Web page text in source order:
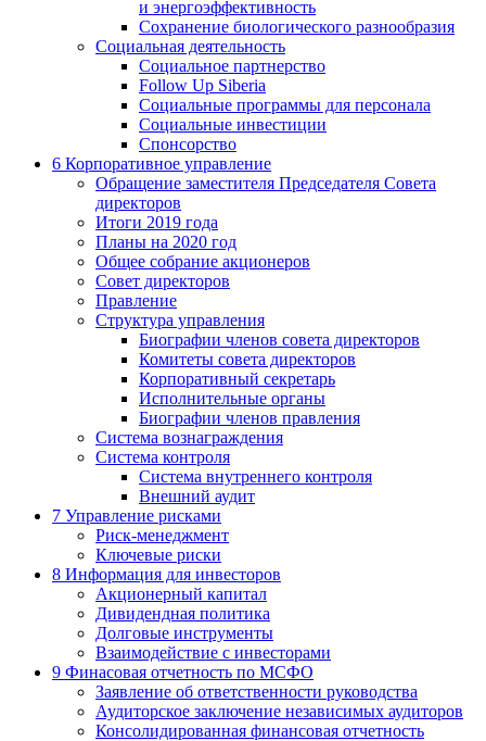
и энергоэффективность
Сохранение биологического разнообразия
Социальная деятельность
Социальное партнерство
Follow Up Siberia
Социальные программы для персонала
Социальные инвестиции
Спонсорство
6 Корпоративное управление
Обращение заместителя Председателя Совета
директоров
Итоги 2019 года
Планы на 2020 год
Общее собрание акционеров
Совет директоров
Правление
Структура управления
Биографии членов совета директоров
Комитеты совета директоров
Корпоративный секретарь
Исполнительные органы
Биографии членов правления
Система вознаграждения
Система контроля
Система внутреннего контроля
Внешний аудит
7 Управление рисками
Риск-менеджмент
Ключевые риски
8 Информация для инвесторов
Акционерный капитал
Дивидендная политика
Долговые инструменты
Взаимодействие с инвеcторами
9 Финасовая отчетность по МСФО
Заявление об ответственности руководства
Аудиторское заключение независимых аудиторов
Консолидированная финансовая отчетность